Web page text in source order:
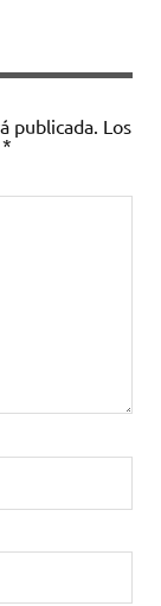
publicada. Los
*